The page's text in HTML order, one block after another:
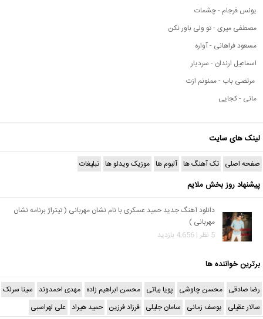
یونس فرجام - چشمات
مصطفی میری - تو ولی باور نکن
مسعود فراهانی - آواره
اسماعیل ارندان - سردیار
مرتضی باب - ممنونم ازت
مانی - کجایی
لینک های سایت
صفحه اصلی تک آهنگ ها آلبوم ها موزیک ویدئو ها تبلیغات
پیشنهاد روز بخش ملایم
دانلود آهنگ جدید حمید عسکری با نام نشان مهربانی ( تیتراژ برنامه نشان
مهربانی )
5 نظر | 4,656 بازدید
برترین خواننده ها
رضا صادقی محسن چاوشی پویا بیاتی محسن ابراهیم زاده مهدی احمدوند سینا سرلک
سالار عقیلی یوسف زمانی سامان جلیلی فرزاد فرزین حمید هیراد علی لهراسبی